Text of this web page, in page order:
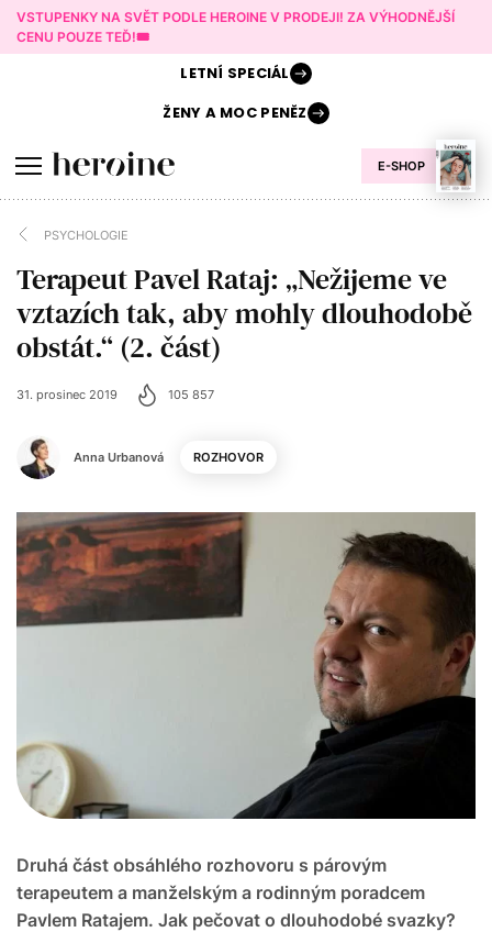
VSTUPENKY NA SVĚT PODLE HEROINE V PRODEJI! ZA VÝHODNĚJŠÍ
CENU POUZE TEĎ!🎟️
E-SHOP
LETNÍ SPECIÁL
ŽENY AMOC PENĚZ
PSYCHOLOGIE
Terapeut Pavel Rataj: „Nežijeme ve
vztazích tak, aby mohly dlouhodobě
obstát.“ (2. část)
Anna Urbanová
31. prosinec 2019 105 857
ROZHOVOR
Druhá část obsáhlého rozhovoru s párovým
terapeutem a manželským a rodinným poradcem
Pavlem Ratajem. Jak pečovat o dlouhodobé svazky?